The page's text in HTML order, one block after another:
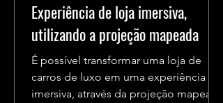
Experiência de loja imersiva,
utilizando a projeção mapeada
É possível transformar uma loja de
carros de luxo em uma experiência
imersiva, através da projeção mapeada